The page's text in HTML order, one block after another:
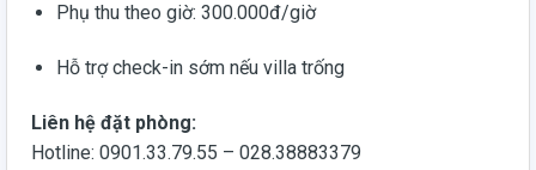
Phụ thu theo giờ: 300.000đ/giờ
Hỗ trợ check-in sớm nếu villa trống
Liên hệ đặt phòng:
Hotline: 0901.33.79.55 – 028.38883379